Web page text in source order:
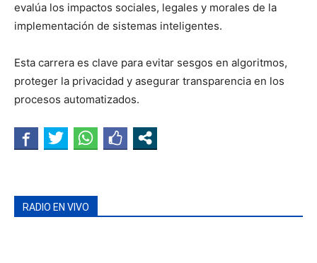
evalúa los impactos sociales, legales y morales de la
implementación de sistemas inteligentes.
Esta carrera es clave para evitar sesgos en algoritmos,
proteger la privacidad y asegurar transparencia en los
procesos automatizados.
RADIO EN VIVO